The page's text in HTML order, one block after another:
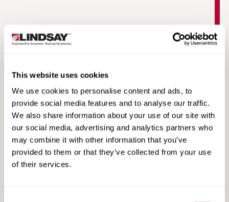
This website uses cookies
We use cookies to personalise content and ads, to
provide social media features and to analyse our traffic.
We also share information about your use of our site with
our social media, advertising and analytics partners who
may combine it with other information that you’ve
provided to them or that they’ve collected from your use
of their services.
TAU-XR Product Video